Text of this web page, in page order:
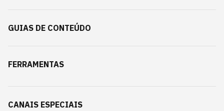
GUIAS DE CONTEÚDO
FERRAMENTAS
CANAIS ESPECIAIS